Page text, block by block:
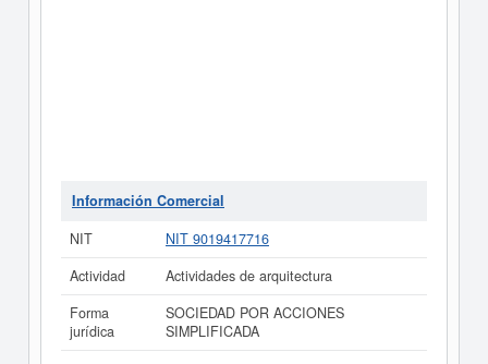
Información Comercial
NIT
NIT 9019417716
Actividad
Actividades de arquitectura
Forma
jurídica
SOCIEDAD POR ACCIONES
SIMPLIFICADA